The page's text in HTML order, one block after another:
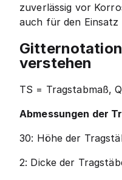
zuverlässig vor
auch für den Einsatz
verstehen
TS = Tragstabmaß,
Abmessungen der
30: Höhe der
2: Dicke der